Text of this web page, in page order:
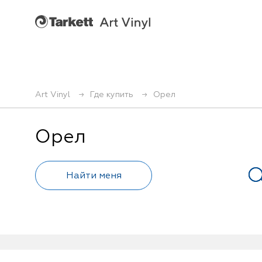
Art Vinyl Где купить Орел
Орел